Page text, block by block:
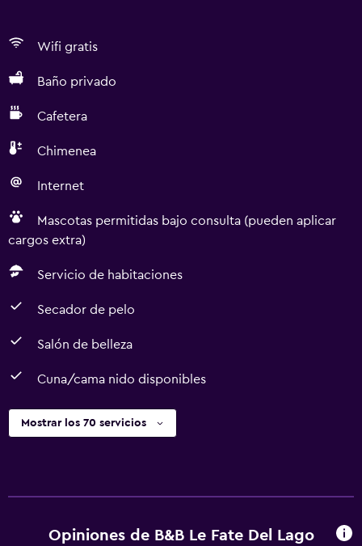
Wifi gratis
Baño privado
Cafetera
Chimenea
Internet
Mascotas permitidas bajo consulta (pueden aplicar
cargos extra)
Servicio de habitaciones
Secador de pelo
Salón de belleza
Cuna/cama nido disponibles
Mostrar los 70 servicios
Opiniones de B&B Le Fate Del Lago